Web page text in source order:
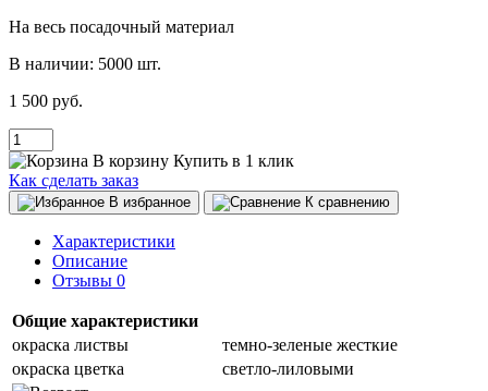
На весь посадочный материал
В наличии: 5000 шт.
1 500 руб.
В корзину Купить в 1 клик
Как сделать заказ
В избранное К сравнению
Характеристики
Описание
Отзывы 0
Общие характеристики
окраска листвы
темно-зеленые жесткие
окраска цветка
светло-лиловыми